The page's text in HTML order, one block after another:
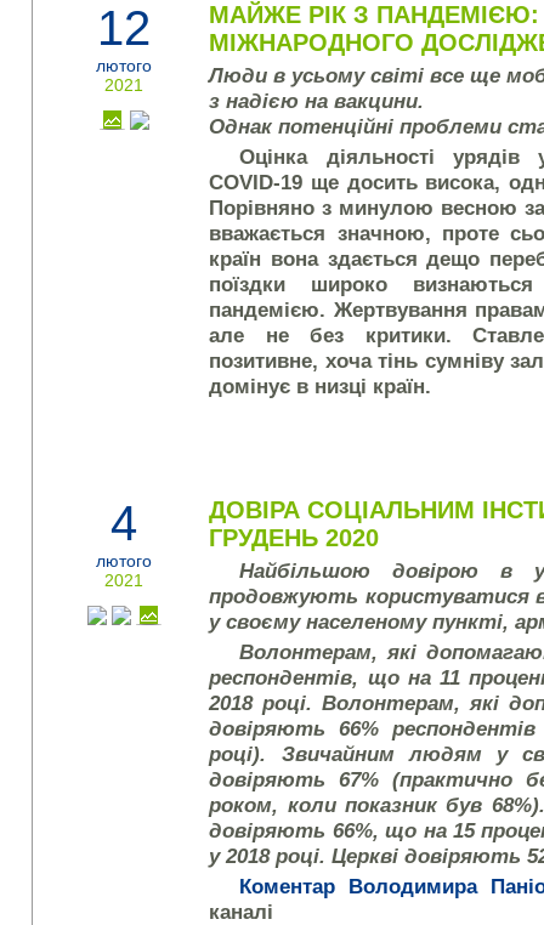
12
лютого
2021
МАЙЖЕ РІК З ПАНДЕМІЄЮ:
МІЖНАРОДНОГО
Люди в усьому світі все ще
з надією на вакцини.
Однак потенційні проблеми
Оцінка діяльності урядів
COVID-19 ще досить висока,
Порівняно з минулою весною
вважається значною, проте
країн вона здається дещо
поїздки широко
пандемією. Жертвування
але не без критики.
позитивне, хоча тінь сумніву
домінує в низці країн.
4
лютого
2021
ДОВІРА СОЦІАЛЬНИМ
ГРУДЕНЬ 2020
Найбільшою довірою в
продовжують користуватися
у своєму населеному пункті,
Волонтерам, які
респондентів, що на 11
2018 році. Волонтерам, які
довіряють 66%
році). Звичайним людям у
довіряють 67% (практично
роком, коли показник був
довіряють 66%, що на 15
у 2018 році. Церкві довіряють
Коментар Володимира
каналі